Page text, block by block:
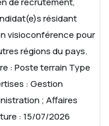
résidant
visioconférence pour
régions du pays.
: Poste terrainType
: Gestion
; Affaires
: 15/07/2026